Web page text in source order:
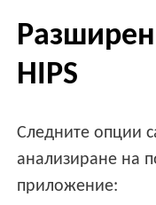
HIPS
Следните опции
анализиране на
приложение: